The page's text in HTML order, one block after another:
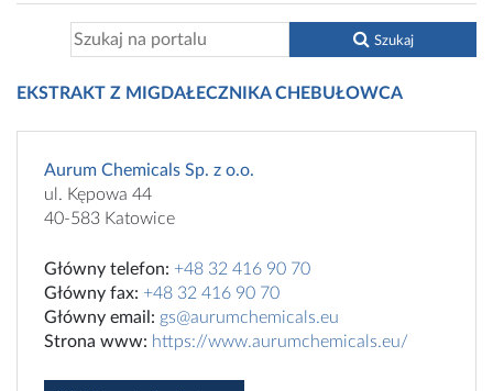
EKSTRAKT Z MIGDAŁECZNIKA CHEBUŁOWCA
Szukaj
Aurum Chemicals Sp. z o.o.
ul. Kępowa 44
40-583 Katowice
Główny telefon: +48 32 416 90 70
Główny fax: +48 32 416 90 70
Główny email: gs@aurumchemicals.eu
Strona www: https://www.aurumchemicals.eu/